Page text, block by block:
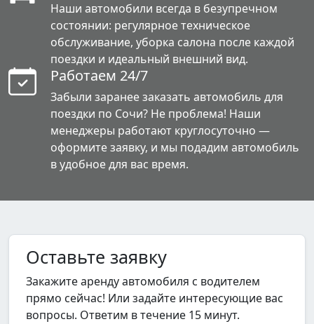
Наши автомобили всегда в безупречном
состоянии: регулярное техническое
обслуживание, уборка салона после каждой
поездки и идеальный внешний вид.
Работаем 24/7
Забыли заранее заказать автомобиль для
поездки по Сочи? Не проблема! Наши
менеджеры работают круглосуточно —
оформите заявку, и мы подадим автомобиль
в удобное для вас время.
Оставьте заявку
Закажите аренду автомобиля с водителем
прямо сейчас! Или задайте интересующие вас
вопросы. Ответим в течение 15 минут.